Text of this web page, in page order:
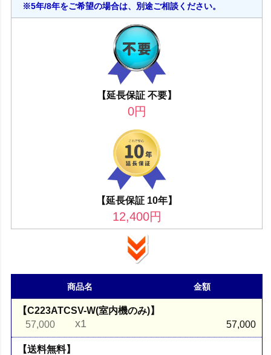
※5年/8年をご希望の場合は、別途ご相談ください。
【延長保証 不要】
0円
【延長保証 10年】
12,400円
商品名 金額
【C223ATCSV-W(室内機のみ)】
57,000
x1 57,000
【送料無料】